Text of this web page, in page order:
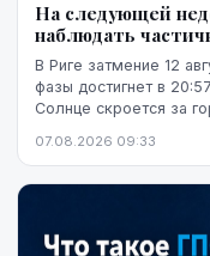
На следующей
наблюдать
В Риге затмение 12
фазы достигнет в
Солнце скроется за
07.08.2026 09:33